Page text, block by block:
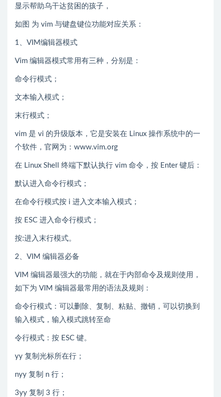
显示帮助乌干达贫困的孩子，
如图 为 vim 与键盘键位功能对应关系：
1、VIM编辑器模式
Vim 编辑器模式常用有三种，分别是：
命令行模式；
文本输入模式；
末行模式；
vim 是 vi 的升级版本，它是安装在 Linux 操作系统中的一
个软件，官网为：www.vim.org
在 Linux Shell 终端下默认执行 vim 命令，按 Enter 键后：
默认进入命令行模式；
在命令行模式按 i 进入文本输入模式；
按 ESC 进入命令行模式；
按:进入末行模式。
2、VIM 编辑器必备
VIM 编辑器最强大的功能，就在于内部命令及规则使用，
如下为 VIM 编辑器最常用的语法及规则：
命令行模式：可以删除、复制、粘贴、撤销，可以切换到
输入模式，输入模式跳转至命
令行模式：按 ESC 键。
yy 复制光标所在行；
nyy 复制 n 行；
3yy 复制 3 行；